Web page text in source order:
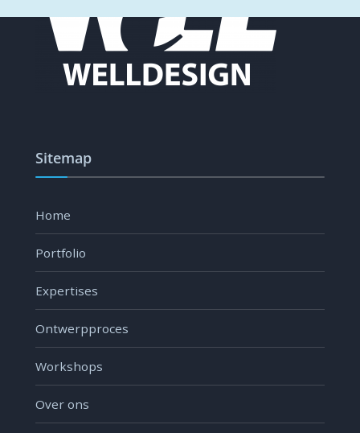
Sitemap
Home
Portfolio
Expertises
Ontwerpproces
Workshops
Over ons